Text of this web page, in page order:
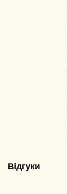
Відгуки